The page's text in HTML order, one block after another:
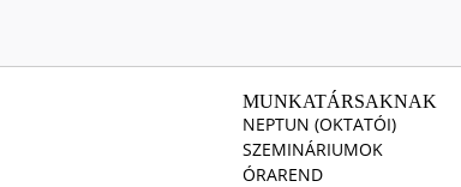
MUNKATÁRSAKNAK
NEPTUN (OKTATÓI)
SZEMINÁRIUMOK
ÓRAREND